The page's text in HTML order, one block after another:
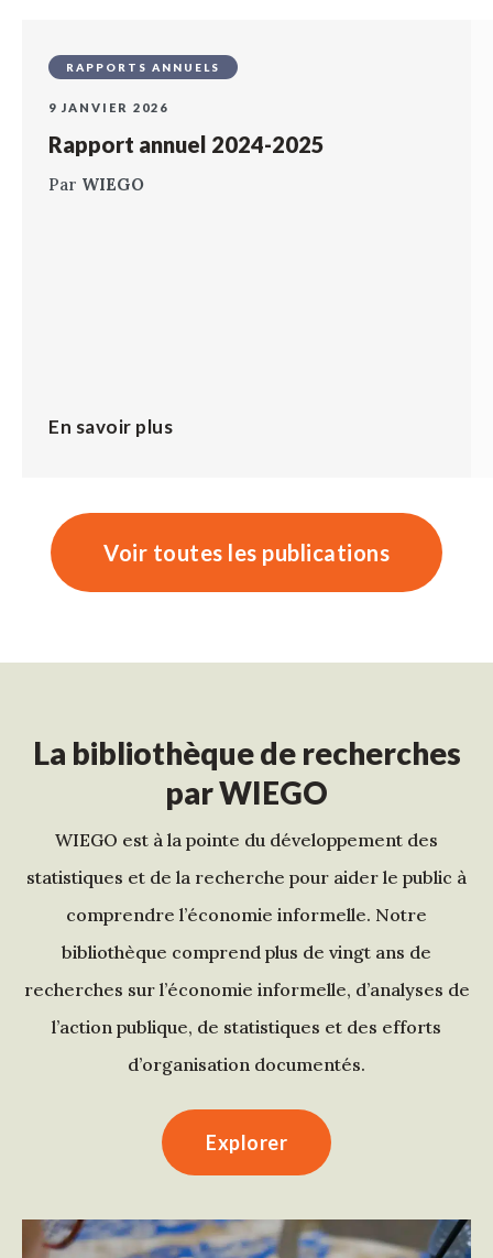
RAPPORTS ANNUELS
9 JANVIER 2026
Rapport annuel 2024-2025
Par WIEGO
En savoir plus
Voir toutes les publications
La bibliothèque de recherches
par WIEGO
WIEGO est à la pointe du développement des
statistiques et de la recherche pour aider le public à
comprendre l’économie informelle. Notre
bibliothèque comprend plus de vingt ans de
recherches sur l’économie informelle, d’analyses de
l’action publique, de statistiques et des efforts
d’organisation documentés.
Explorer